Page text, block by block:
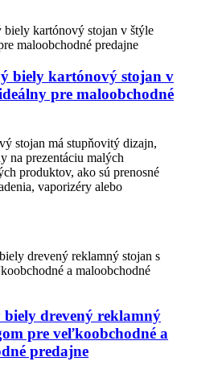
biely kartónový stojan v
pre maloobchodné
stojan má stupňovitý dizajn,
na prezentáciu malých
produktov, ako sú prenosné
vaporizéry alebo
drevený reklamný
pre veľkoobchodné a
predajne